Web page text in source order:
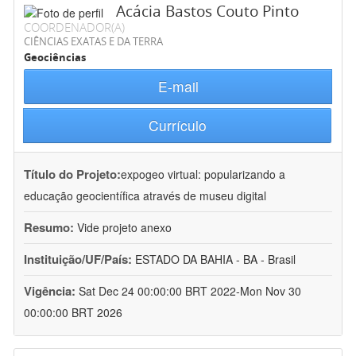
Acácia Bastos Couto Pinto
COORDENADOR(A)
CIÊNCIAS EXATAS E DA TERRA
Geociências
E-mail
Currículo
Título do Projeto:expogeo virtual: popularizando a
educação geocientífica através de museu digital
Resumo: Vide projeto anexo
Instituição/UF/País: ESTADO DA BAHIA - BA - Brasil
Vigência: Sat Dec 24 00:00:00 BRT 2022-Mon Nov 30
00:00:00 BRT 2026